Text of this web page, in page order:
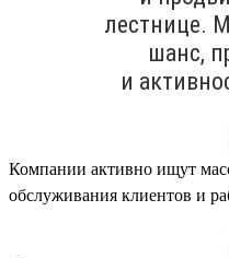
лестнице.
шанс,
и
Компании активно ищут
обслуживания клиентов и